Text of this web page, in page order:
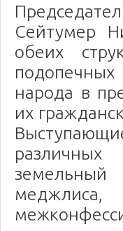
Сейтумер
обеих
подопечных
народа в
их
меджлиса,